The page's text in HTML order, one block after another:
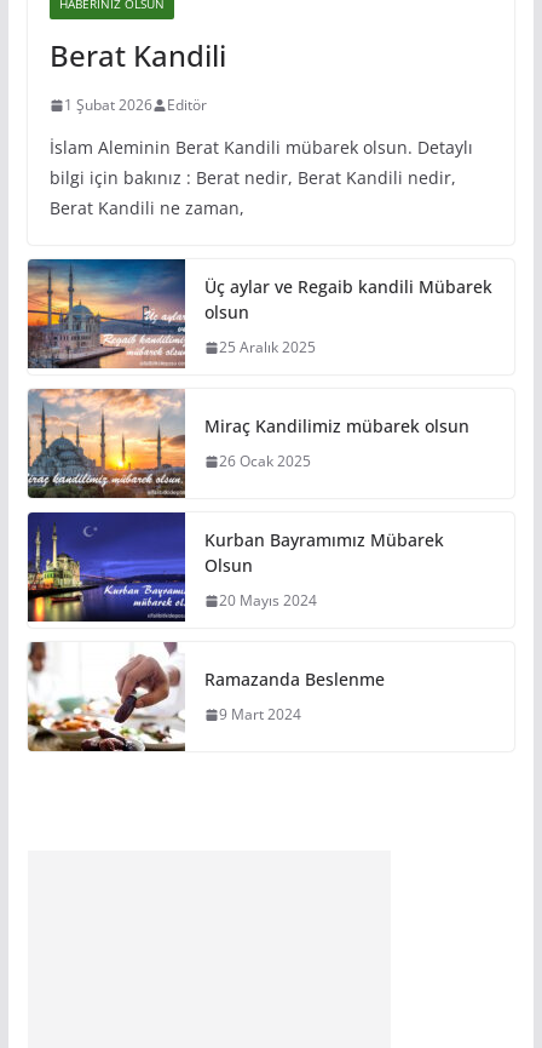
HABERINIZ OLSUN
Berat Kandili
1 Şubat 2026 Editör
İslam Aleminin Berat Kandili mübarek olsun. Detaylı
bilgi için bakınız : Berat nedir, Berat Kandili nedir,
Berat Kandili ne zaman,
Üç aylar ve Regaib kandili Mübarek
olsun
25 Aralık 2025
Miraç Kandilimiz mübarek olsun
26 Ocak 2025
Kurban Bayramımız Mübarek
Olsun
20 Mayıs 2024
Ramazanda Beslenme
9 Mart 2024